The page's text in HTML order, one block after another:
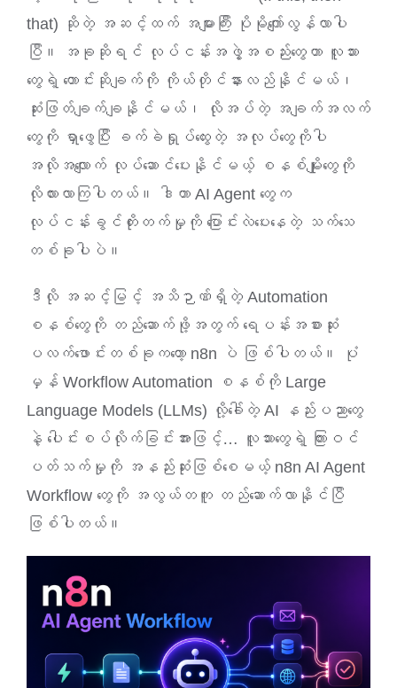
ကျွန်ုပ်တို့အကြောင်း
ဈေးနှုန်းစုံစမ်းရန်
ဆက်သွယ်ရန်
that) ဆိုတဲ့ အဆင့်ထက် အများကြီး ပိုမိုကျော်လွန်လာပါ
ပြီ။ အခုဆိုရင် လုပ်ငန်းအဖွဲ့အစည်းတွေဟာ လူသား
တွေရဲ့ တောင်းဆိုချက်ကို ကိုယ်တိုင်နားလည်နိုင်မယ်၊
ဆုံးဖြတ်ချက်ချနိုင်မယ်၊ လိုအပ်တဲ့ အချက်အလက်
တွေကို ရှာဖွေပြီး ခက်ခဲရှုပ်ထွေးတဲ့ အလုပ်တွေကိုပါ
အလိုအလျောက် လုပ်ဆောင်ပေးနိုင်မယ့် စနစ်မျိုးတွေကို
လိုလားလာကြပါတယ်။ ဒါဟာ AI Agent တွေက
လုပ်ငန်းခွင်တိုးတက်မှုကို ပြောင်းလဲပေးနေတဲ့ သက်သေ
တစ်ခုပါပဲ။
ဒီလို အဆင့်မြင့် အသိဉာဏ်ရှိတဲ့ Automation
စနစ်တွေကို တည်ဆောက်ဖို့အတွက် ရေပန်းအစားဆုံး
ပလက်ဖောင်းတစ်ခုကတော့ n8n ပဲ ဖြစ်ပါတယ်။ ပုံ
မှန် Workflow Automation စနစ်ကို Large
Language Models (LLMs) လို့ခေါ်တဲ့ AI နည်းပညာတွေ
နဲ့ ပေါင်းစပ်လိုက်ခြင်းအားဖြင့်… လူသားတွေရဲ့ ကြားဝင်
ပတ်သက်မှုကို အနည်းဆုံးဖြစ်စေမယ့် n8n AI Agent
Workflow တွေကို အလွယ်တကူ တည်ဆောက်လာနိုင်ပြီ
ဖြစ်ပါတယ်။